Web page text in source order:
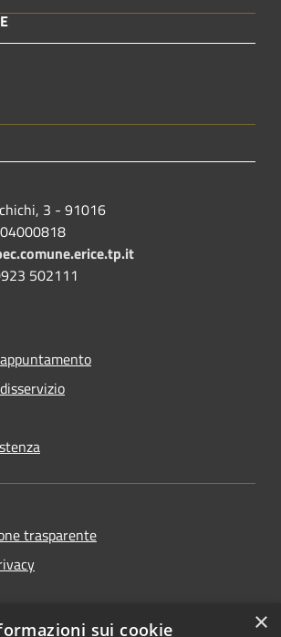
3 - 91016
502111
trasparente
accessibilità
×
sui cookie